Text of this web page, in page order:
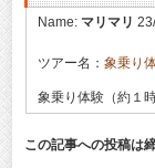
Name: マリマリ
ツアー名： 象乗り
象乗り体験（約１
この記事への投稿は